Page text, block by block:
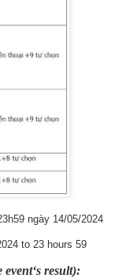
ngày 14/05/2024
to 23 hours 59
result):